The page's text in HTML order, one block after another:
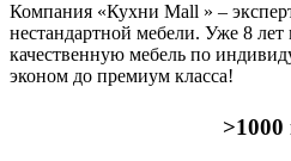
Компания «Кухни Mall » –
нестандартной мебели. Уже 8
качественную мебель по
эконом до премиум класса!
>1000